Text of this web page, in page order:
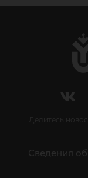
Делитесь
Сведения